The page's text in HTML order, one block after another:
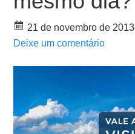
21 de novembro de 2013
Deixe um comentário